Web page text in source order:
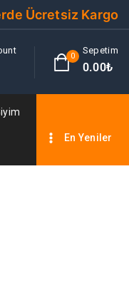
Ücretsiz Kargo
0
Sepetim
0.00₺
En Yeniler